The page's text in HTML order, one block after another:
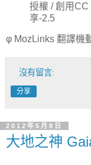
授權 / 創用
享-2.5
φ MozLinks 翻譯機
沒有留言:
分享
2012年5月8日
大地之神